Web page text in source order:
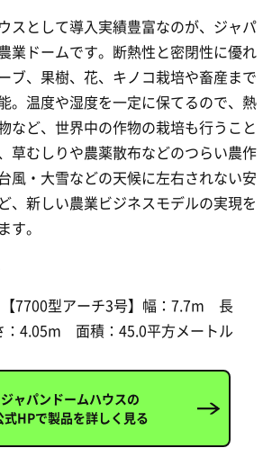
スとして導入実績豊富なのが、ジャパ
業ドームです。断熱性と密閉性に優れ
ブ、果樹、花、キノコ栽培や畜産まで
。温度や湿度を一定に保てるので、熱
など、世界中の作物の栽培も行うこと
草むしりや農薬散布などのつらい農作
風・大雪などの天候に左右されない安
、新しい農業ビジネスモデルの実現を
す。
7700型アーチ3号】幅：7.7m 長
4.05m 面積：45.0平方メートル
ジャパンドームハウスの
式HPで製品を詳しく見る